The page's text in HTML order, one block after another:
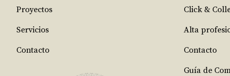
Proyectos
Servicios
Contacto
Click &
Alta
Contacto
Guía de